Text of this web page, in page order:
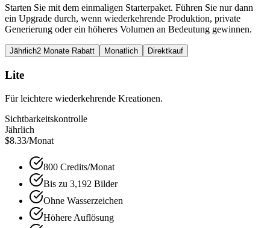
Starten Sie mit dem einmaligen Starterpaket. Führen Sie nur dann
ein Upgrade durch, wenn wiederkehrende Produktion, private
Generierung oder ein höheres Volumen an Bedeutung gewinnen.
Jährlich2 Monate Rabatt Monatlich Direktkauf
Lite
Für leichtere wiederkehrende Kreationen.
Sichtbarkeitskontrolle
Jährlich
$8.33/Monat
800 Credits/Monat
Bis zu 3,192 Bilder
Ohne Wasserzeichen
Höhere Auflösung